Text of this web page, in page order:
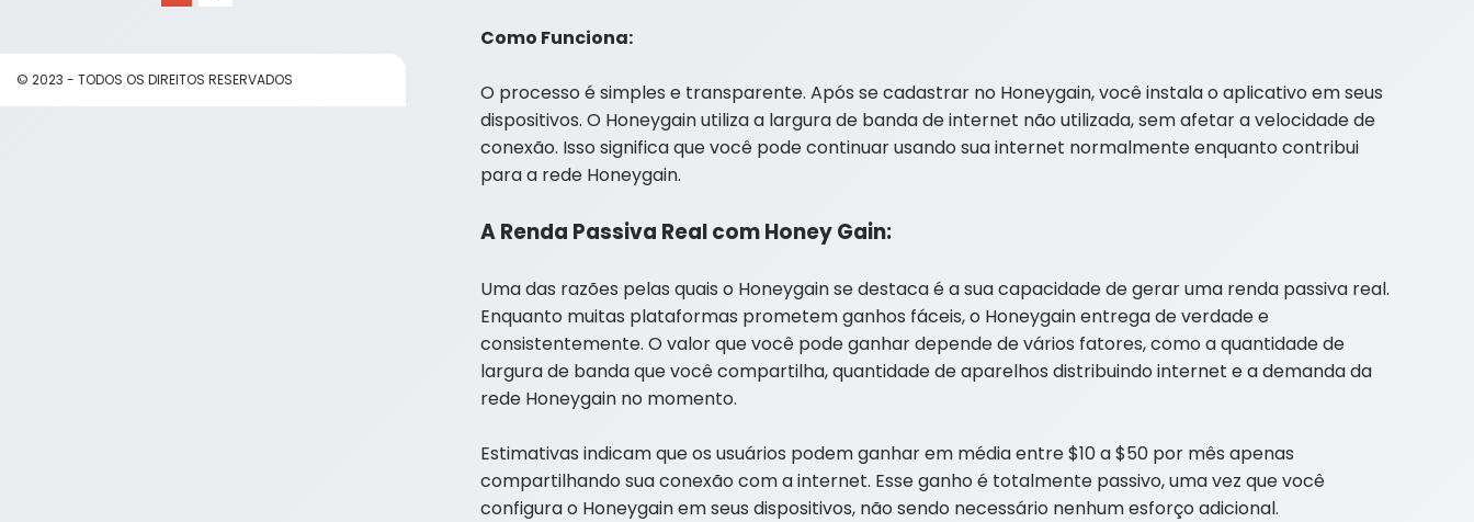
Como Funciona:
O processo é simples e transparente. Após se cadastrar no Honeygain, você instala o aplicativo em seus
dispositivos. O Honeygain utiliza a largura de banda de internet não utilizada, sem afetar a velocidade de
conexão. Isso significa que você pode continuar usando sua internet normalmente enquanto contribui
para a rede Honeygain.
A Renda Passiva Real com Honey Gain:
Uma das razões pelas quais o Honeygain se destaca é a sua capacidade de gerar uma renda passiva real.
Enquanto muitas plataformas prometem ganhos fáceis, o Honeygain entrega de verdade e
consistentemente. O valor que você pode ganhar depende de vários fatores, como a quantidade de
largura de banda que você compartilha, quantidade de aparelhos distribuindo internet e a demanda da
rede Honeygain no momento.
Estimativas indicam que os usuários podem ganhar em média entre $10 a $50 por mês apenas
compartilhando sua conexão com a internet. Esse ganho é totalmente passivo, uma vez que você
configura o Honeygain em seus dispositivos, não sendo necessário nenhum esforço adicional.
© 2023 - TODOS OS DIREITOS RESERVADOS